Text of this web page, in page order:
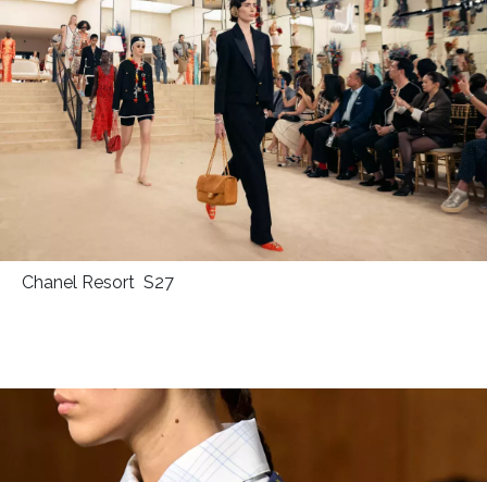
Chanel Resort S27